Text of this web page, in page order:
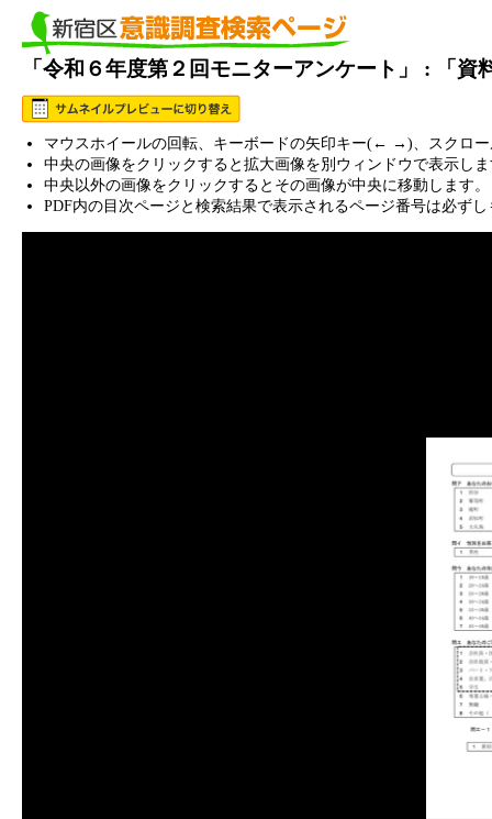
「令和６年度第２回モニターアンケート」 : 「
マウスホイールの回転、キーボードの矢印キー(← →)、スクロ
中央の画像をクリックすると拡大画像を別ウィンドウで表示し
中央以外の画像をクリックするとその画像が中央に移動します。
PDF内の目次ページと検索結果で表示されるページ番号は必ず